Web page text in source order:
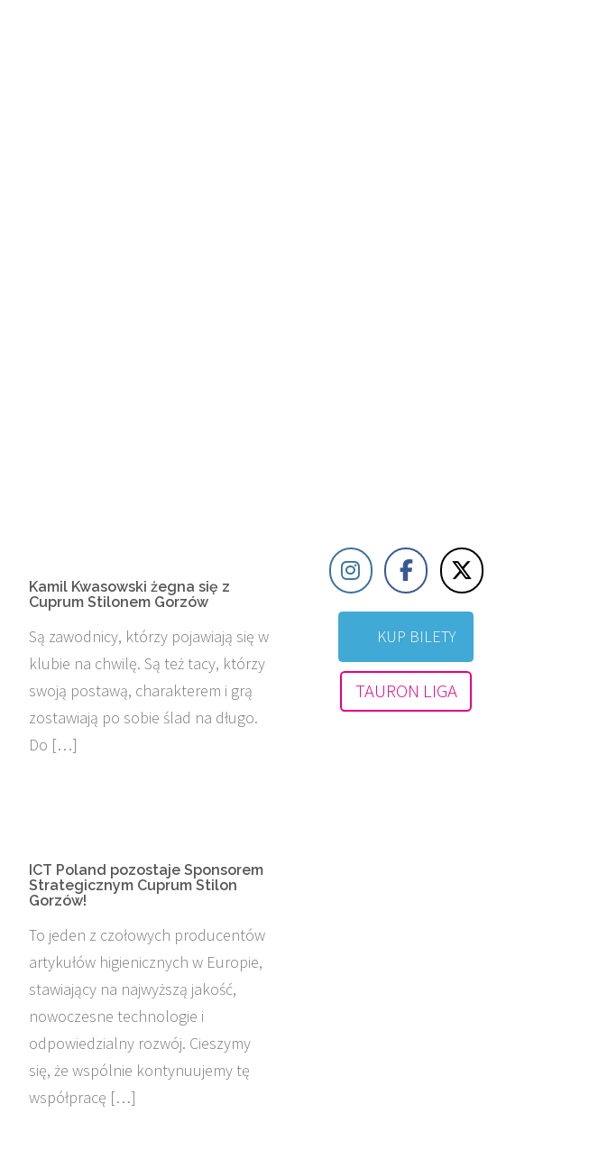
Kamil Kwasowski żegna się z
Cuprum Stilonem Gorzów
Są zawodnicy, którzy pojawiają się w
klubie na chwilę. Są też tacy, którzy
swoją postawą, charakterem i grą
zostawiają po sobie ślad na długo.
Do […]
ICT Poland pozostaje Sponsorem
Strategicznym Cuprum Stilon
Gorzów!
To jeden z czołowych producentów
artykułów higienicznych w Europie,
stawiający na najwyższą jakość,
nowoczesne technologie i
odpowiedzialny rozwój. Cieszymy
się, że wspólnie kontynuujemy tę
współpracę […]
KUP BILETY
TAURON LIGA